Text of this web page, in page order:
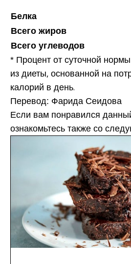
Белка
Всего жиров
Всего углеводов
*Процент от суточной
из диеты, основанной на
калорий в день.
Перевод: Фарида Сеидова
Если вам понравился
ознакомьтесь также со